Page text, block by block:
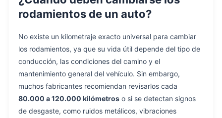
rodamientos de un auto?
No existe un kilometraje exacto universal para cambiar
los rodamientos, ya que su vida útil depende del tipo de
conducción, las condiciones del camino y el
mantenimiento general del vehículo. Sin embargo,
muchos fabricantes recomiendan revisarlos cada
80.000 a 120.000 kilómetros o si se detectan signos
de desgaste, como ruidos metálicos, vibraciones